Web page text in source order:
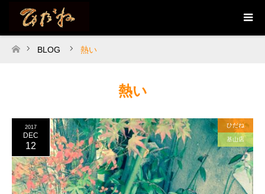
ホーム
BLOG 熱い
熱い
2017
DEC
12
ひだね
基山店